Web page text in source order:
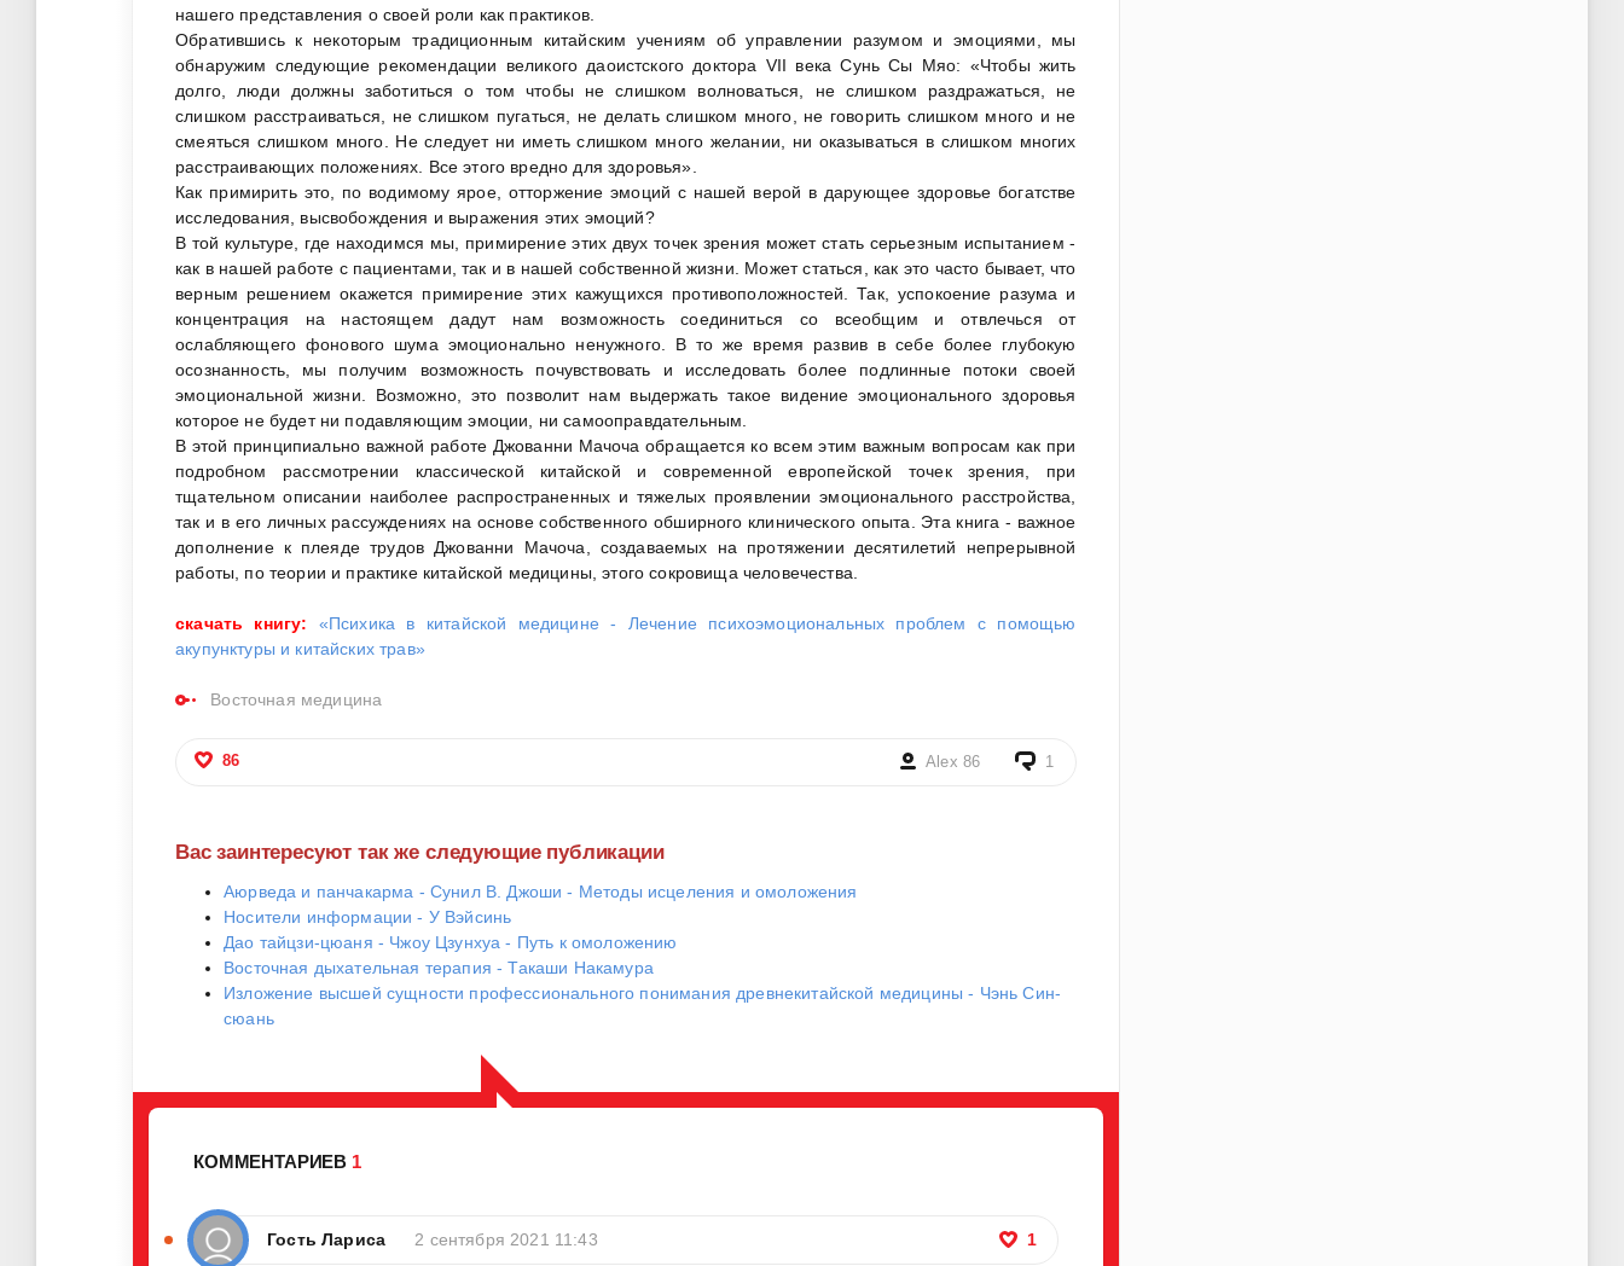
нашего представления о своей роли как практиков.
Обратившись к некоторым традиционным китайским учениям об управлении разумом и эмоциями, мы
обнаружим следующие рекомендации великого даоистского доктора VII века Сунь Сы Мяо: «Чтобы жить
долго, люди должны заботиться о том чтобы не слишком волноваться, не слишком раздражаться, не
слишком расстраиваться, не слишком пугаться, не делать слишком много, не говорить слишком много и не
смеяться слишком много. Не следует ни иметь слишком много желании, ни оказываться в слишком многих
расстраивающих положениях. Все этого вредно для здоровья».
Как примирить это, по водимому ярое, отторжение эмоций с нашей верой в дарующее здоровье богатстве
исследования, высвобождения и выражения этих эмоций?
В той культуре, где находимся мы, примирение этих двух точек зрения может стать серьезным испытанием -
как в нашей работе с пациентами, так и в нашей собственной жизни. Может статься, как это часто бывает, что
верным решением окажется примирение этих кажущихся противоположностей. Так, успокоение разума и
концентрация на настоящем дадут нам возможность соединиться со всеобщим и отвлечься от
ослабляющего фонового шума эмоционально ненужного. В то же время развив в себе более глубокую
осознанность, мы получим возможность почувствовать и исследовать более подлинные потоки своей
эмоциональной жизни. Возможно, это позволит нам выдержать такое видение эмоционального здоровья
которое не будет ни подавляющим эмоции, ни самооправдательным.
В этой принципиально важной работе Джованни Мачоча обращается ко всем этим важным вопросам как при
подробном рассмотрении классической китайской и современной европейской точек зрения, при
тщательном описании наиболее распространенных и тяжелых проявлении эмоционального расстройства,
так и в его личных рассуждениях на основе собственного обширного клинического опыта. Эта книга - важное
дополнение к плеяде трудов Джованни Мачоча, создаваемых на протяжении десятилетий непрерывной
работы, по теории и практике китайской медицины, этого сокровища человечества.
скачать книгу:
«Психика в китайской медицине - Лечение психоэмоциональных проблем с помощью
акупунктуры и китайских трав»
Восточная медицина
86 Alex 86 1
Вас заинтересуют так же следующие публикации
Аюрведа и панчакарма - Сунил В. Джоши - Методы исцеления и омоложения
Носители информации - У Вэйсинь
Дао тайцзи-цюаня - Чжоу Цзунхуа - Путь к омоложению
Восточная дыхательная терапия - Такаши Накамура
Изложение высшей сущности профессионального понимания древнекитайской медицины - Чэнь Син-
сюань
КОММЕНТАРИЕВ 1
Гость Лариса 2 сентября 2021 11:43 1